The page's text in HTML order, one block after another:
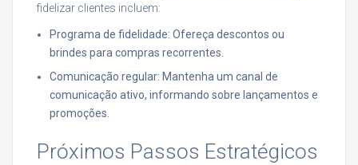
fidelizar clientes incluem:
Programa de fidelidade: Ofereça descontos ou
brindes para compras recorrentes.
Comunicação regular: Mantenha um canal de
comunicação ativo, informando sobre lançamentos e
promoções.
Próximos Passos Estratégicos